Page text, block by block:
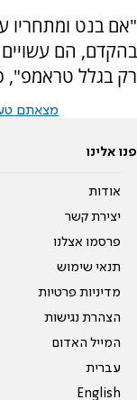
"אם בנט ומתחריו
בהקדם, הם
רק בגלל טראמפ",
מצאתם
פנו אלינו
אודות
יצירת קשר
פרסמו אצלנו
תנאי שימוש
מדיניות פרטיות
הצהרת נגישות
המייל האדום
עברית
English